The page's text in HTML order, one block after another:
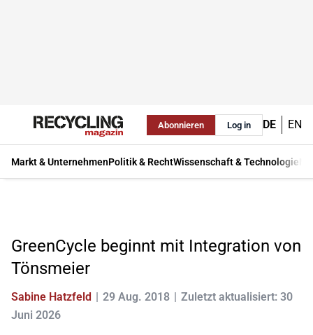
Abonnieren Log in DE EN
Markt & UnternehmenPolitik & RechtWissenschaft & Technologie
GreenCycle beginnt mit Integration von
Tönsmeier
Sabine Hatzfeld 29 Aug. 2018
Zuletzt aktualisiert: 30
Juni 2026